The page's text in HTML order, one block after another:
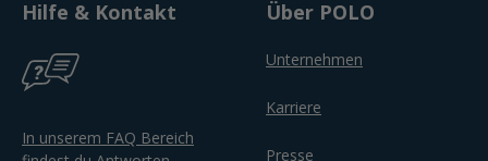
Hilfe & Kontakt
In unserem FAQ Bereich
Über POLO
Unternehmen
Karriere
Presse